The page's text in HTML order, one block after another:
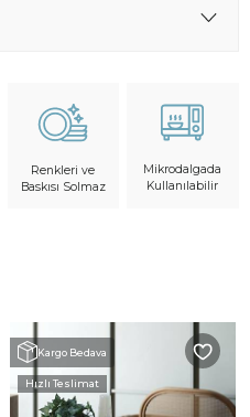
Renkleri ve
Baskısı Solmaz
Mikrodalgada
Kullanılabilir
Kargo Bedava
Hızlı Teslimat